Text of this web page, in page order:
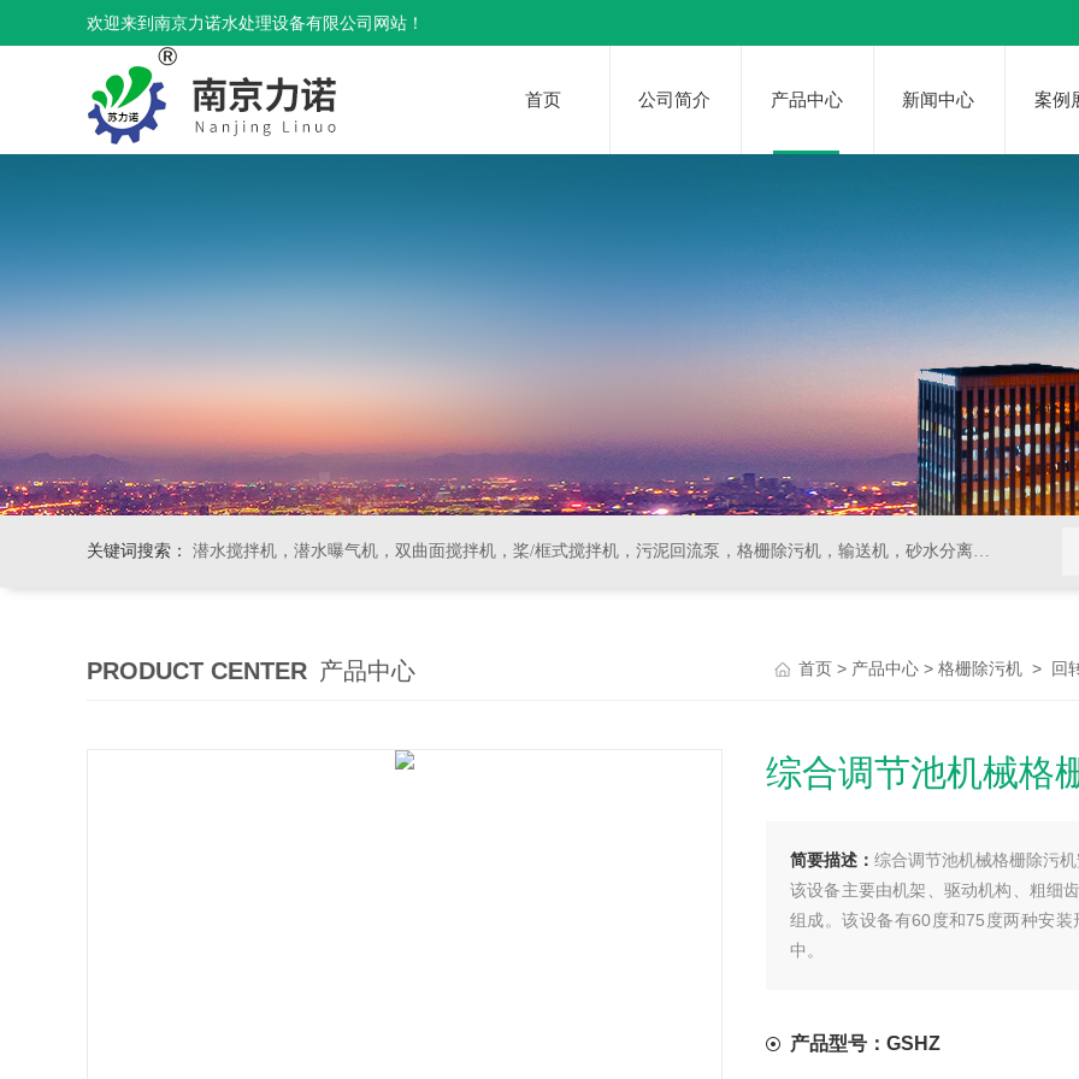
欢迎来到南京力诺水处理设备有限公司网站！
首页 公司简介 产品中心 新闻中心 案例
关键词搜索： 潜水搅拌机，潜水曝气机，双曲面搅拌机，桨/框式搅拌机，污泥回流泵，格栅除污机，输送机，砂水分离器等水处理设备
PRODUCT CENTER 产品中心 首页 > 产品中心 > 格栅除污机 > 回
综合调节池机械格
简要描述： 综合调节池机械格栅除污
该设备主要由机架、驱动机构、粗细
组成。该设备有60度和75度两种安
中。
产品型号：GSHZ